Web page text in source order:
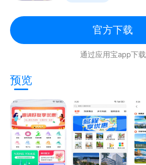
官方下载
通过应用宝app下载
预览